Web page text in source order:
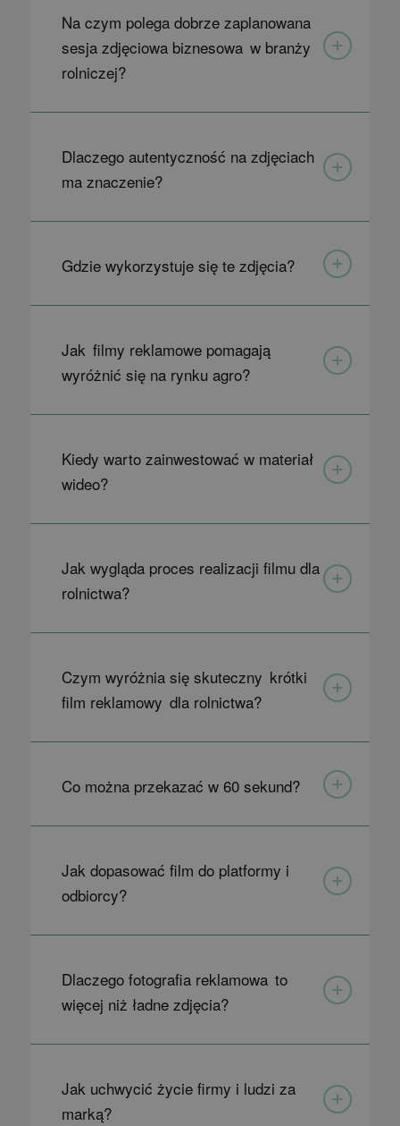
Na czym polega dobrze zaplanowana
sesja zdjęciowa biznesowa w branży
rolniczej?
Dlaczego autentyczność na zdjęciach
ma znaczenie?
Gdzie wykorzystuje się te zdjęcia?
Jak filmy reklamowe pomagają
wyróżnić się na rynku agro?
Kiedy warto zainwestować w materiał
wideo?
Jak wygląda proces realizacji filmu dla
rolnictwa?
Czym wyróżnia się skuteczny krótki
film reklamowy dla rolnictwa?
Co można przekazać w 60 sekund?
Jak dopasować film do platformy i
odbiorcy?
Dlaczego fotografia reklamowa to
więcej niż ładne zdjęcia?
Jak uchwycić życie firmy i ludzi za
marką?